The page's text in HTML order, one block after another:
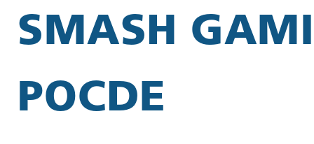
SMASH
POCDE